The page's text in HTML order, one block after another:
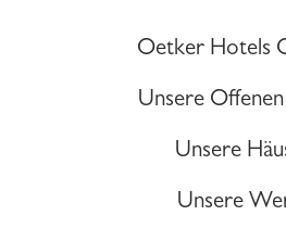
Oetker Hotels
Unsere
Unsere
Unsere